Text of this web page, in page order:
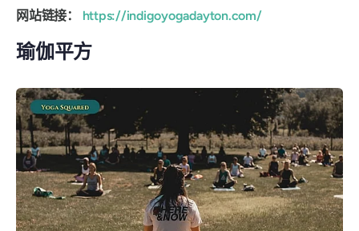
网站链接：
https://indigoyogadayton.com/
瑜伽平方